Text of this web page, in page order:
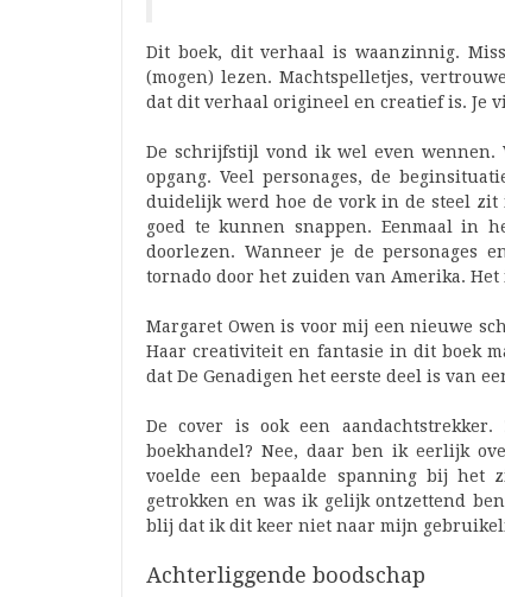
Dit boek, dit verhaal is waanzinnig.
(mogen) lezen. Machtspelletjes,
dat dit verhaal origineel en creatief is. Je
De schrijfstijl vond ik wel even wennen.
opgang. Veel personages, de
duidelijk werd hoe de vork in de steel
goed te kunnen snappen. Eenmaal in
doorlezen. Wanneer je de personages
tornado door het zuiden van Amerika. Het
Margaret Owen is voor mij een nieuwe
Haar creativiteit en fantasie in dit boek
dat De Genadigen het eerste deel is van
De cover is ook een
boekhandel? Nee, daar ben ik eerlijk
voelde een bepaalde spanning bij het
getrokken en was ik gelijk ontzettend
blij dat ik dit keer niet naar mijn
Achterliggende boodschap